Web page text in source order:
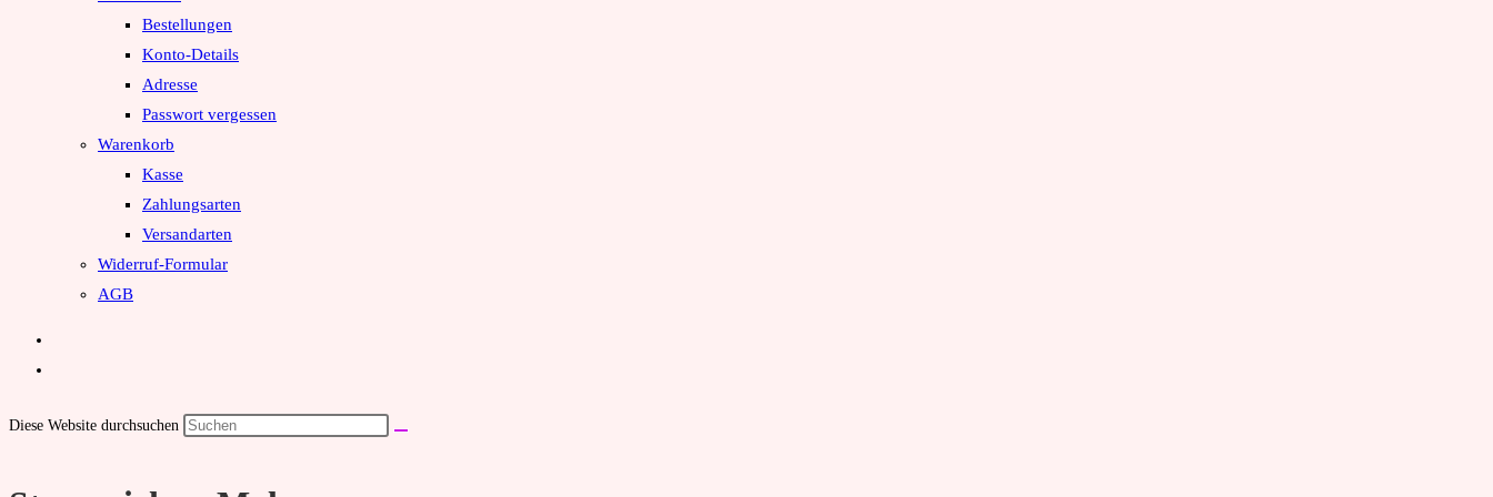
Bestellungen
Konto-Details
Adresse
Passwort vergessen
Warenkorb
Kasse
Zahlungsarten
Versandarten
Widerruf-Formular
AGB
Diese Website durchsuchen